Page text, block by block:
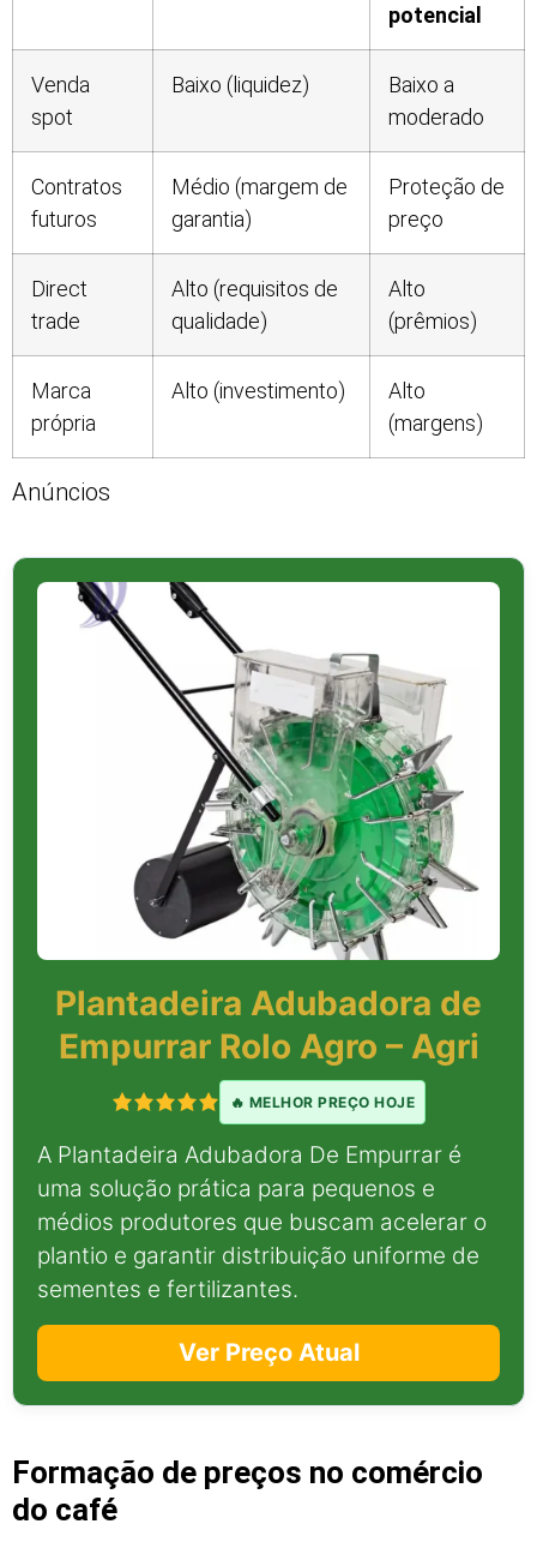
potencial
Venda
spot
Baixo (liquidez)
Baixo a
moderado
Contratos
futuros
Médio (margem de
garantia)
Proteção de
preço
Direct
trade
Alto (requisitos de
qualidade)
Alto
(prêmios)
Marca
própria
Alto (investimento)
Alto
(margens)
Anúncios
Plantadeira Adubadora de
Empurrar Rolo Agro – Agri
🔥 MELHOR PREÇO HOJE
A Plantadeira Adubadora De Empurrar é
uma solução prática para pequenos e
médios produtores que buscam acelerar o
plantio e garantir distribuição uniforme de
sementes e fertilizantes.
Ver Preço Atual
Formação de preços no comércio
do café